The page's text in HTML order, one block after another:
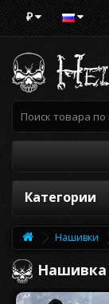
₽
Категории
Нашивки